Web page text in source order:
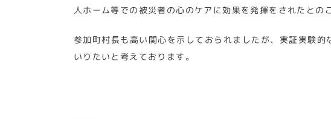
人ホーム等での被災者の心のケアに効果を発揮をされたとの
参加町村長も高い関心を示しておられましたが、実証実験
いりたいと考えております。